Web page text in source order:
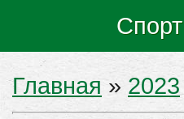
Спорт
Главная » 2023